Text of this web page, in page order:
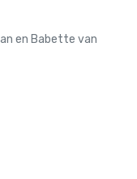
en Babette van